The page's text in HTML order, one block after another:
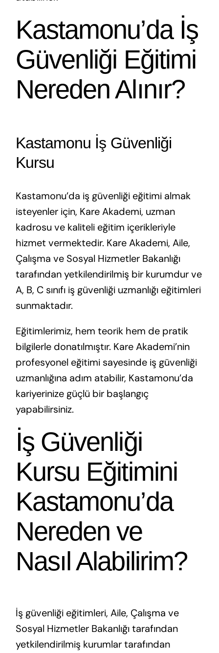
Kastamonu’da İş
Güvenliği Eğitimi
Nereden Alınır?
Kastamonu İş Güvenliği
Kursu
Kastamonu’da iş güvenliği eğitimi almak
isteyenler için, Kare Akademi, uzman
kadrosu ve kaliteli eğitim içerikleriyle
hizmet vermektedir. Kare Akademi, Aile,
Çalışma ve Sosyal Hizmetler Bakanlığı
tarafından yetkilendirilmiş bir kurumdur ve
A, B, C sınıfı iş güvenliği uzmanlığı eğitimleri
sunmaktadır.
Eğitimlerimiz, hem teorik hem de pratik
bilgilerle donatılmıştır. Kare Akademi’nin
profesyonel eğitimi sayesinde iş güvenliği
uzmanlığına adım atabilir, Kastamonu’da
kariyerinize güçlü bir başlangıç
yapabilirsiniz.
İş Güvenliği
Kursu Eğitimini
Kastamonu’da
Nereden ve
Nasıl Alabilirim?
İş güvenliği eğitimleri, Aile, Çalışma ve
Sosyal Hizmetler Bakanlığı tarafından
yetkilendirilmiş kurumlar tarafından